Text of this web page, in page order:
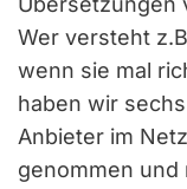
Wer versteht
wenn sie mal
haben wir
Anbieter im
genommen und